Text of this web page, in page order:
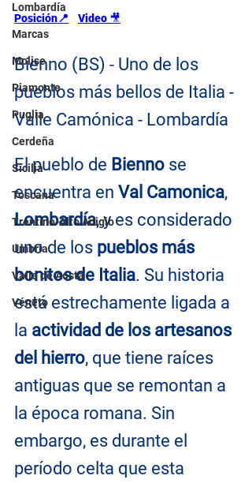
Lombardía
Marcas
Molise
Piamonte
Puglia
Cerdeña
Sicilia
Toscana
Trentino-Alto Adigio
Umbría
Valle de Aosta
Véneto
Posición📍 Video 🎥
Bienno (BS) - Uno de los
pueblos más bellos de Italia -
Valle Camónica - Lombardía
El pueblo de Bienno se
encuentra en Val Camonica,
Lombardía, y es considerado
uno de los pueblos más
bonitos de Italia. Su historia
está estrechamente ligada a
la actividad de los artesanos
del hierro, que tiene raíces
antiguas que se remontan a
la época romana. Sin
embargo, es durante el
período celta que esta